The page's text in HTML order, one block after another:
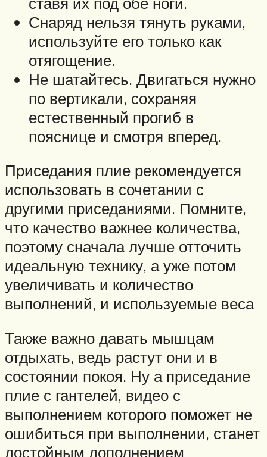
Снаряд нельзя тянуть руками,
используйте его только как
отягощение.
Не шатайтесь. Двигаться нужно
по вертикали, сохраняя
естественный прогиб в
пояснице и смотря вперед.
Приседания плие рекомендуется
использовать в сочетании с
другими приседаниями. Помните,
что качество важнее количества,
поэтому сначала лучше отточить
идеальную технику, а уже потом
увеличивать и количество
выполнений, и используемые веса
Также важно давать мышцам
отдыхать, ведь растут они и в
состоянии покоя. Ну а приседание
плие с гантелей, видео с
выполнением которого поможет не
ошибиться при выполнении, станет
достойным дополнением